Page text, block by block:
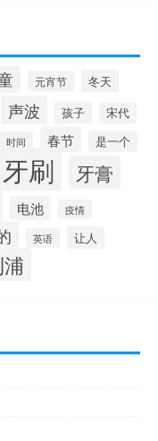
元宵节 冬天
声波 孩子 宋代
时间 春节 是一个
牙刷 牙膏
电池 疫情
英语 让人